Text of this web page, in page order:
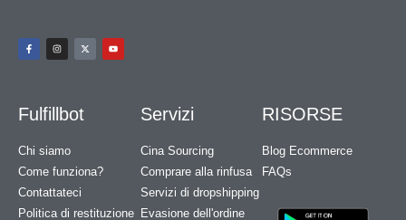
Fulfillbot
Chi siamo
Come funziona?
Contattateci
Politica di restituzione
Servizi
Cina Sourcing
Comprare alla rinfusa
Servizi di dropshipping
Evasione dell'ordine
RISORSE
Blog Ecommerce
FAQs